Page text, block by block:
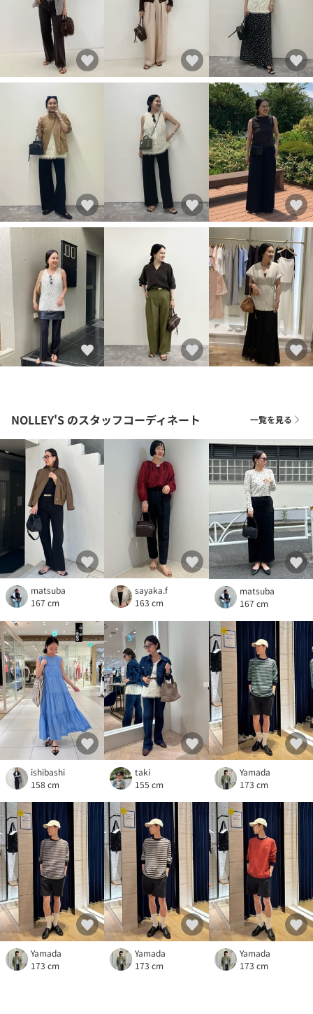
NOLLEY'S のスタッフコーディネート 一覧を見る
matsuba
167 cm
sayaka.f
163 cm
matsuba
167 cm
ishibashi
158 cm
taki
155 cm
Yamada
173 cm
Yamada
173 cm
Yamada
173 cm
Yamada
173 cm